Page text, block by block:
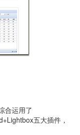
合运用了
五大插件，